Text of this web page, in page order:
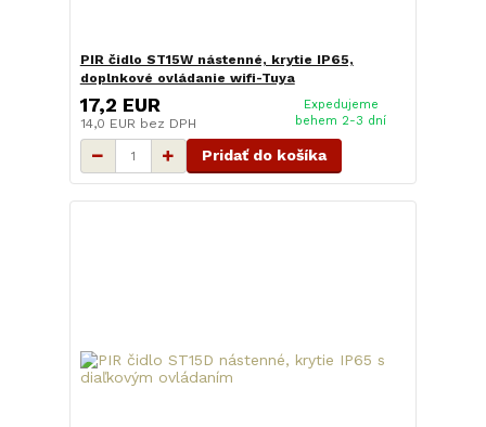
PIR čidlo ST15W nástenné, krytie IP65,
doplnkové ovládanie wifi-Tuya
17,2 EUR
14,0 EUR bez DPH
Expedujeme
behem 2-3 dní
Pridať do košíka